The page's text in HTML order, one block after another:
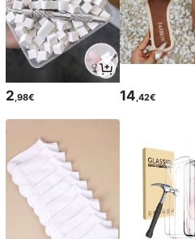
2,98€ 14,42€